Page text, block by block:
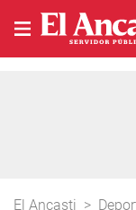
El Ancasti >